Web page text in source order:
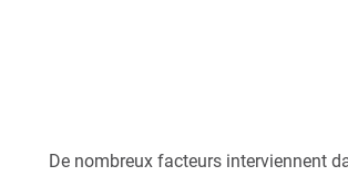
De nombreux facteurs interviennent